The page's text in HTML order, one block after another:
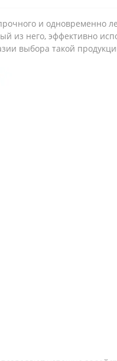
и одновременно
из него, эффективно
выбора такой